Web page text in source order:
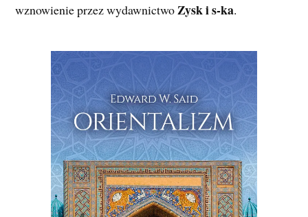
wznowienie przez wydawnictwoZysk i s-ka.